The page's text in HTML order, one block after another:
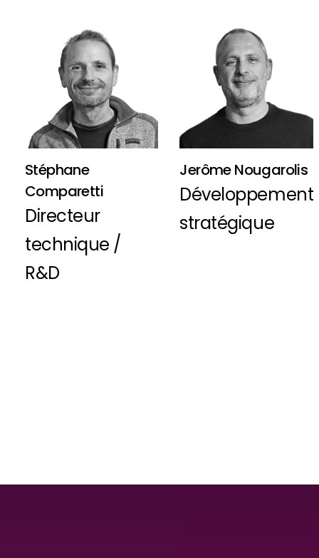
Stéphane
Comparetti
Directeur
technique /
R&D
Jerôme Nougarolis
Développement
stratégique